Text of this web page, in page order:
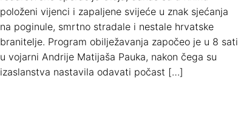
položeni vijenci i zapaljene svijeće u znak sjećanja
na poginule, smrtno stradale i nestale hrvatske
branitelje. Program obilježavanja započeo je u 8 sati
u vojarni Andrije Matijaša Pauka, nakon čega su
izaslanstva nastavila odavati počast […]